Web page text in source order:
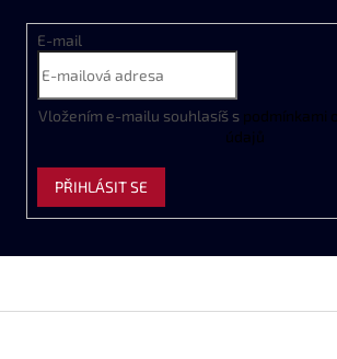
E-mail
Vložením e-mailu souhlasíš s podmínkami
údajů
PŘIHLÁSIT SE